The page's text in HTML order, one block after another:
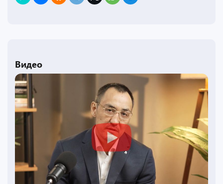
Видео